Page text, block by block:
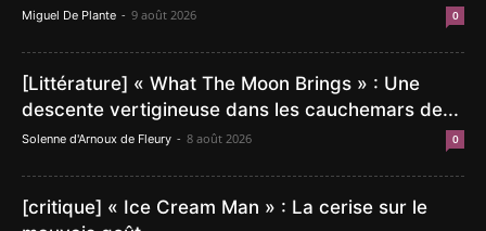
Miguel De Plante - 9 août 2026 0
[Littérature] « What The Moon Brings » : Une
descente vertigineuse dans les cauchemars de...
Solenne d'Arnoux de Fleury - 8 août 2026 0
[critique] « Ice Cream Man » : La cerise sur le